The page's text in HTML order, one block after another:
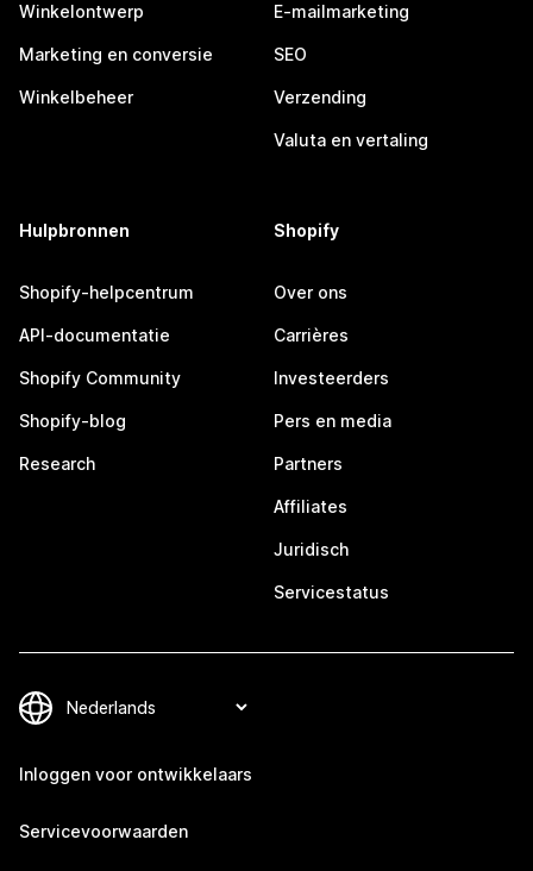
Winkelontwerp
Marketing en conversie
Winkelbeheer
E-mailmarketing
SEO
Verzending
Valuta en vertaling
Hulpbronnen
Shopify-helpcentrum
API-documentatie
Shopify Community
Shopify-blog
Research
Shopify
Over ons
Carrières
Investeerders
Pers en media
Partners
Affiliates
Juridisch
Servicestatus
Inloggen voor ontwikkelaars
Servicevoorwaarden